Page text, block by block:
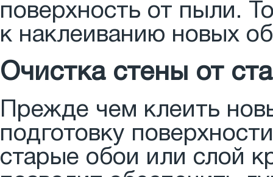
поверхность от пыли.
к наклеиванию новых
Очистка стены от
Прежде чем клеить
подготовку
старые обои или слой